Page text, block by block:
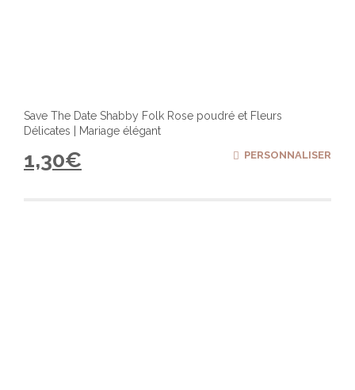
Save The Date Shabby Folk Rose poudré et Fleurs
Délicates | Mariage élégant
1,30€ PERSONNALISER